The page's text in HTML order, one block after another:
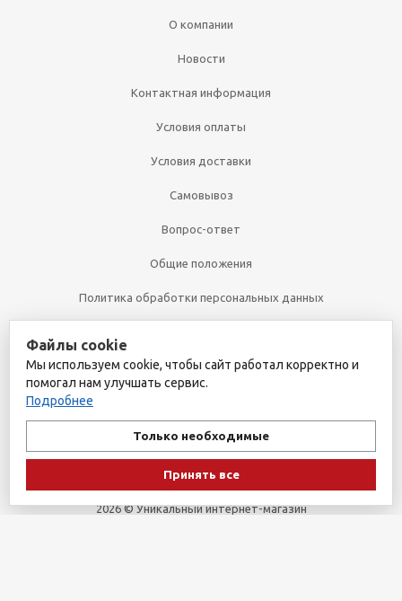
О компании
Новости
Контактная информация
Условия оплаты
Условия доставки
Самовывоз
Вопрос-ответ
Общие положения
Политика обработки персональных данных
Политика cookies
+7 (495) 361-32-00
+7 (495) 361-09-90
2026 © Уникальный интернет-магазин
Файлы cookie
Мы используем cookie, чтобы сайт работал корректно и
помогал нам улучшать сервис.
Подробнее
Только необходимые
Принять все